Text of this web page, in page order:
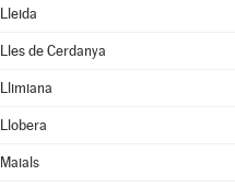
Lleida
Lles de Cerdanya
Llimiana
Llobera
Maials